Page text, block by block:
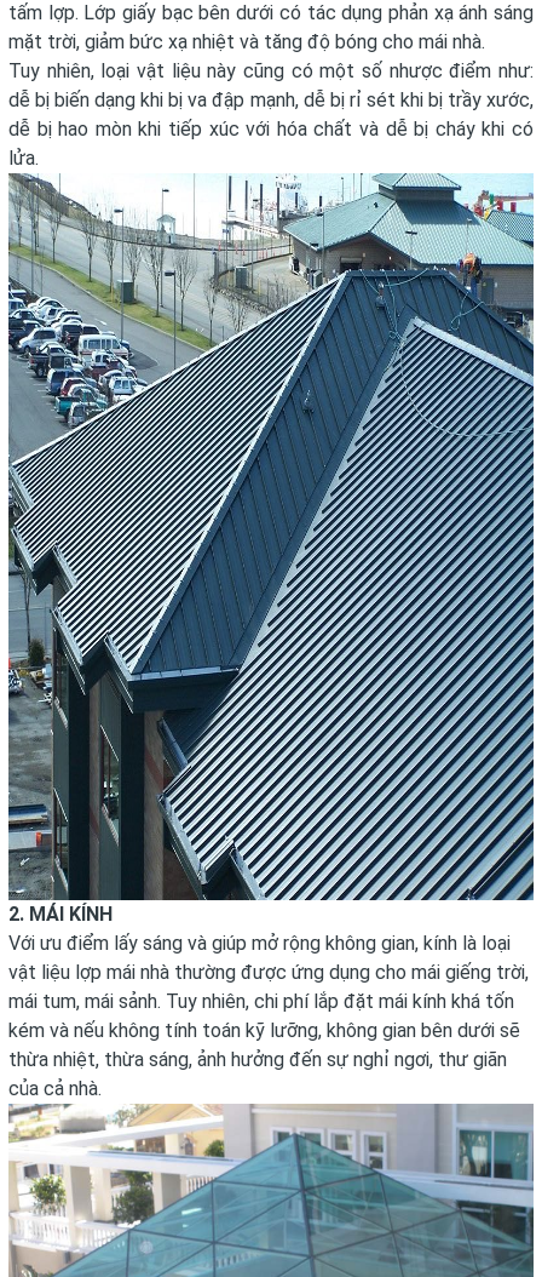
tấm lợp. Lớp giấy bạc bên dưới có tác dụng phản xạ ánh sáng
mặt trời, giảm bức xạ nhiệt và tăng độ bóng cho mái nhà.
Tuy nhiên, loại vật liệu này cũng có một số nhược điểm như:
dễ bị biến dạng khi bị va đập mạnh, dễ bị rỉ sét khi bị trầy xước,
dễ bị hao mòn khi tiếp xúc với hóa chất và dễ bị cháy khi có
lửa.
2. MÁI KÍNH
Với ưu điểm lấy sáng và giúp mở rộng không gian, kính là loại
vật liệu lợp mái nhà thường được ứng dụng cho mái giếng trời,
mái tum, mái sảnh. Tuy nhiên, chi phí lắp đặt mái kính khá tốn
kém và nếu không tính toán kỹ lưỡng, không gian bên dưới sẽ
thừa nhiệt, thừa sáng, ảnh hưởng đến sự nghỉ ngơi, thư giãn
của cả nhà.